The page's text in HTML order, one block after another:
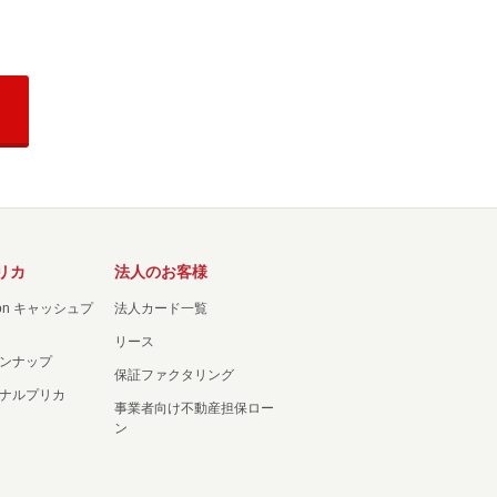
カ
キャッシュプ
ナップ
ルプリカ
法人のお客様
法人カード一覧
リース
保証ファクタリング
事業者向け不動産担保ロー
ン